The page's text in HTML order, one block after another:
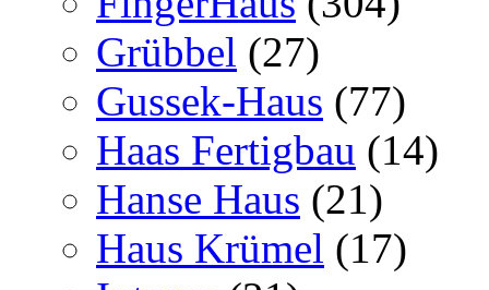
Grübbel (27)
Gussek-Haus (77)
Haas Fertigbau (14)
Hanse Haus (21)
Haus Krümel (17)